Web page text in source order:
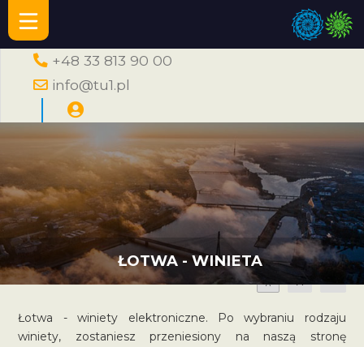
+48 33 813 90 00
info@tu1.pl
ŁOTWA - WINIETA
A A
Łotwa - winiety elektroniczne. Po wybraniu rodzaju
winiety, zostaniesz przeniesiony na naszą stronę